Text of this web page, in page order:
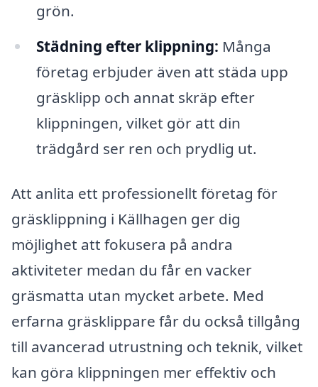
grön.
Städning efter klippning: Många
företag erbjuder även att städa upp
gräsklipp och annat skräp efter
klippningen, vilket gör att din
trädgård ser ren och prydlig ut.
Att anlita ett professionellt företag för
gräsklippning i Källhagen ger dig
möjlighet att fokusera på andra
aktiviteter medan du får en vacker
gräsmatta utan mycket arbete. Med
erfarna gräsklippare får du också tillgång
till avancerad utrustning och teknik, vilket
kan göra klippningen mer effektiv och